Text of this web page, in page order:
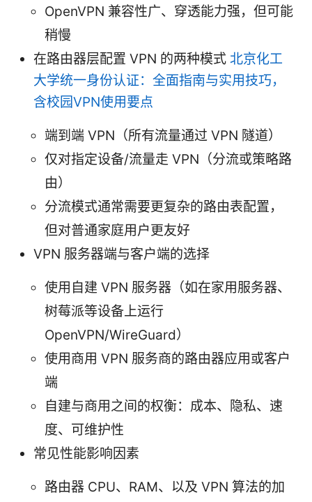
OpenVPN 兼容性广、穿透能力强，但可能
稍慢
在路由器层配置 VPN 的两种模式 北京化工
大学统一身份认证：全面指南与实用技巧，
含校园VPN使用要点
端到端 VPN（所有流量通过 VPN 隧道）
仅对指定设备/流量走 VPN（分流或策略路
由）
分流模式通常需要更复杂的路由表配置，
但对普通家庭用户更友好
VPN 服务器端与客户端的选择
使用自建 VPN 服务器（如在家用服务器、
树莓派等设备上运行
OpenVPN/WireGuard）
使用商用 VPN 服务商的路由器应用或客户
端
自建与商用之间的权衡：成本、隐私、速
度、可维护性
常见性能影响因素
路由器 CPU、RAM、以及 VPN 算法的加